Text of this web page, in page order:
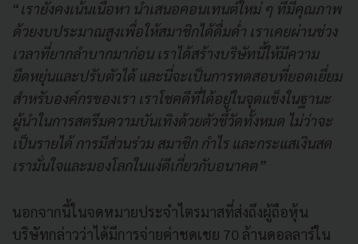
“เรายังคงเน้นเนื้อหา นำเสนอคอนเทนต์ใหม่ ๆ ที่มีคุณภาพ
ด้วยงบประมาณสูงเพื่อให้สมาชิกได้ดื่มด่ำ เราเคยผ่านช่วง
เวลาที่ยากลำบากมาก่อน เราได้สร้างบริษัทนี้ให้มีความ
ยืดหยุ่นและปรับตัวได้ และนี่จะเป็นการทดสอบที่ยอดเยี่ยม
สำหรับองค์กรของเรา เราโชคดีที่ได้อยู่ในจุดแข็งในฐานะ
ผู้นำในการสตรีมความบันเทิงด้วยตัวชี้วัดทั้งหมด ไม่ว่าจะ
เป็นรายได้ การมีส่วนร่วม สมาชิก กำไร และกระแสเงินสด
เรามั่นใจและมองโลกในแง่ดีเกี่ยวกับอนาคต”
นอกจากนี้ในจดหมายประจำไตรมาสที่ส่งถึงผู้ถือหุ้น
บริษัทกล่าวว่าได้มีการจ่ายค่าชดเชย 70 ล้านดอลลาร์ใน